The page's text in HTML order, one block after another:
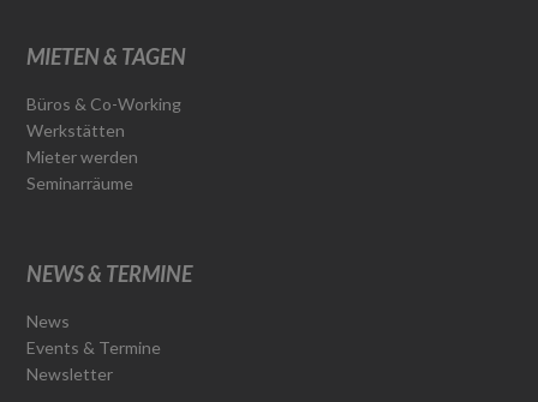
MIETEN & TAGEN
Büros & Co-Working
Werkstätten
Mieter werden
Seminarräume
NEWS & TERMINE
News
Events & Termine
Newsletter